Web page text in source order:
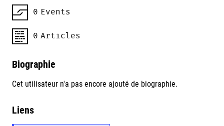
0 Events
0 Articles
Biographie
Cet utilisateur n'a pas encore ajouté de biographie.
Liens